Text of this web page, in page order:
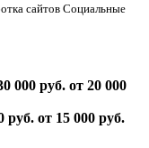
сайтов Социальные
000 руб. от 20 000
руб. от 15 000 руб.